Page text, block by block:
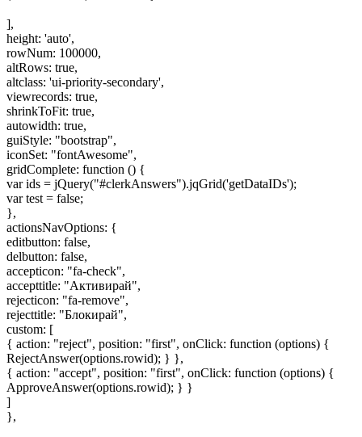
],
height: 'auto',
rowNum: 100000,
altRows: true,
altclass: 'ui-priority-secondary',
viewrecords: true,
shrinkToFit: true,
autowidth: true,
guiStyle: "bootstrap",
iconSet: "fontAwesome",
gridComplete: function () {
var ids = jQuery("#clerkAnswers").jqGrid('getDataIDs');
var test = false;
},
actionsNavOptions: {
editbutton: false,
delbutton: false,
accepticon: "fa-check",
accepttitle: "Активирай",
rejecticon: "fa-remove",
rejecttitle: "Блокирай",
custom: [
{ action: "reject", position: "first", onClick: function (options) {
RejectAnswer(options.rowid); } },
{ action: "accept", position: "first", onClick: function (options) {
ApproveAnswer(options.rowid); } }
]
},